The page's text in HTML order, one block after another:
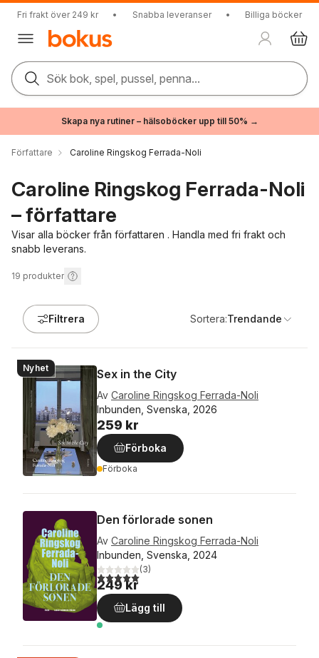
Fri frakt över 249 kr • Snabba leveranser • Billiga böcker
Sök bok, spel, pussel, penna...
Skapa nya rutiner – hälsoböcker upp till 50% →
Författare Caroline Ringskog Ferrada-Noli
Caroline Ringskog Ferrada-Noli
– författare
Visar alla böcker från författaren . Handla med fri frakt och
snabb leverans.
19 produkter
Filtrera Sortera:Trendande
Nyhet Sex in the City
Av Caroline Ringskog Ferrada-Noli
Inbunden, Svenska, 2026
259 kr
Förboka
Förboka
Den förlorade sonen
Av Caroline Ringskog Ferrada-Noli
Inbunden, Svenska, 2024
5,0utav 5 stjärnor. Totalt antal röster:
(3)
249 kr
Lägg till